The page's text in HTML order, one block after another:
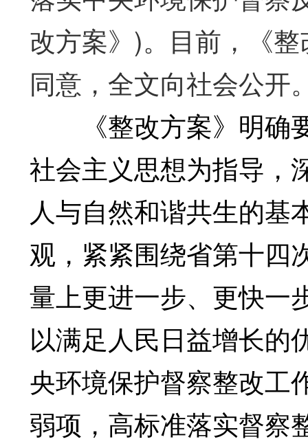
改方案》)。目前，《
同意，全文向社会公开
《整改方案》明确
社会主义思想为指导，
人与自然和谐共生的基
观，紧紧围绕省第十四
量上更进一步、更快一
以满足人民日益增长的
央环境保护督察整改工
弱项，高标准落实督察